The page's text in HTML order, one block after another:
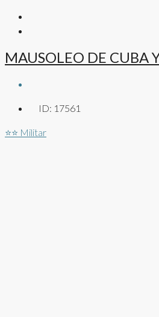
MAUSOLEO DE CUBA
ID: 17561
⭐⭐ Militar